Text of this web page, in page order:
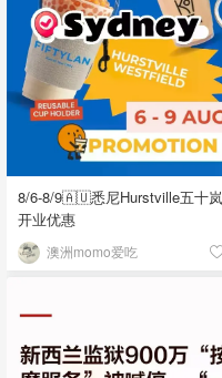
8/6-8/9🇦🇺悉尼Hurstville五十岚
开业优惠
澳洲momo爱吃